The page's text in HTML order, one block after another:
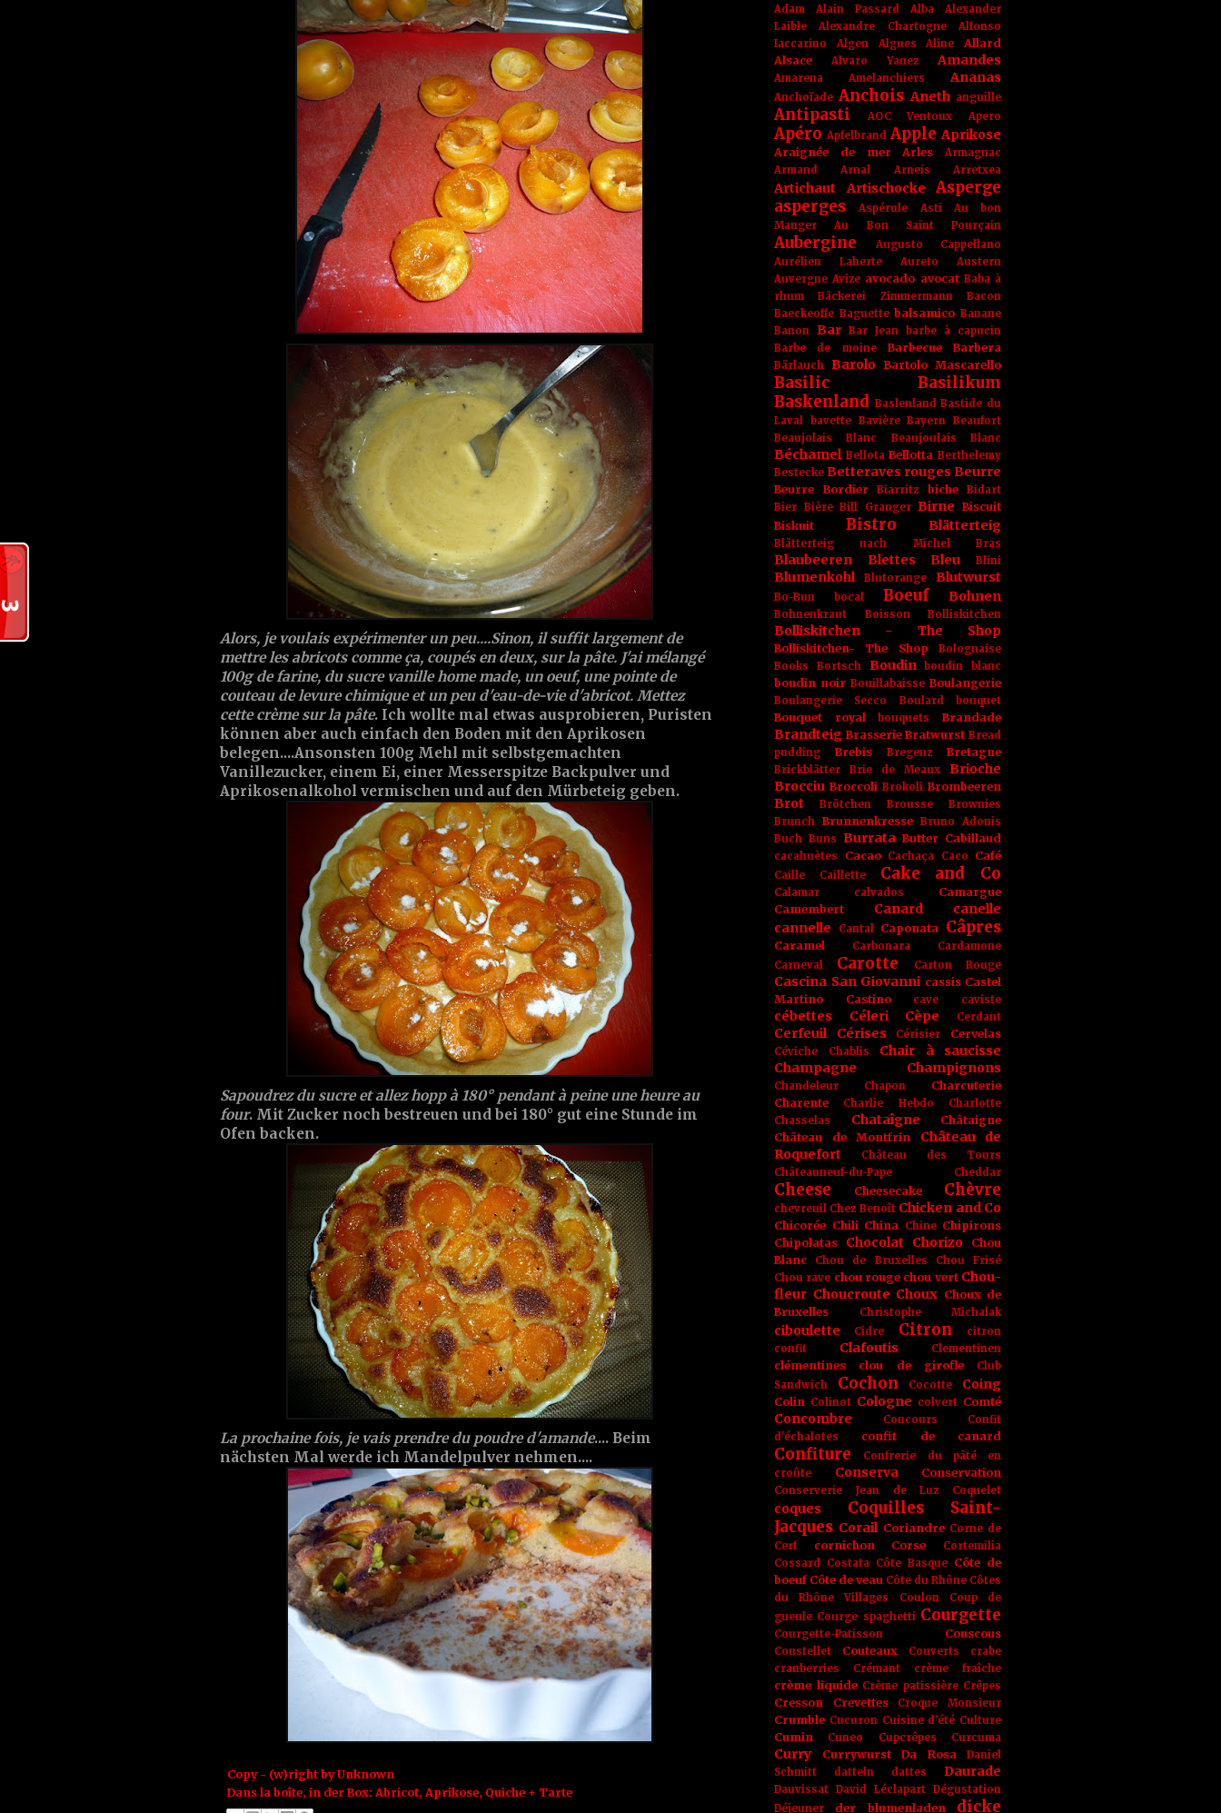
Alors, je voulais expérimenter un peu....Sinon, il suffit largement de
mettre les abricots comme ça, coupés en deux, sur la pâte. J'ai mélangé
100g de farine, du sucre vanille home made, un oeuf, une pointe de
couteau de levure chimique et un peu d'eau-de-vie d'abricot. Mettez
cette crème sur la pâte. Ich wollte mal etwas ausprobieren, Puristen
können aber auch einfach den Boden mit den Aprikosen
belegen....Ansonsten 100g Mehl mit selbstgemachten
Vanillezucker, einem Ei, einer Messerspitze Backpulver und
Aprikosenalkohol vermischen und auf den Mürbeteig geben.
Sapoudrez du sucre et allez hopp à 180° pendant à peine une heure au
four. Mit Zucker noch bestreuen und bei 180° gut eine Stunde im
Ofen backen.
La prochaine fois, je vais prendre du poudre d'amande.... Beim
nächsten Mal werde ich Mandelpulver nehmen....
Copy - (w)right byUnknown
Dans la boîte, in der Box:Abricot,Aprikose, Quiche + Tarte
Adam
Alain Passard Alba
Alexander
Laible
Alexandre Chartogne
Alfonso
Iaccarino
Algen Algues Aline
Allard
Alsace
Alvaro Yanez Amandes
Amarena Amelanchiers Ananas
Anchoïade Anchois Aneth anguille
Antipasti AOC Ventoux Apero
Apéro Apfelbrand Apple Aprikose
Araignée de mer Arles
Armagnac
Armand Arnal
Arneis Arretxea
Artichaut Artischocke
Asperge
asperges
Aspérule Asti
Au bon
Manger
Au Bon Saint Pourçain
Aubergine
Augusto Cappellano
Aurélien Laherte
Aureto
Austern
Auvergne Avize avocado avocat Baba à
rhum
Bäckerei Zimmermann
Bacon
Baeckeoffe Baguette balsamico Banane
Banon Bar Bar Jean
barbe à capucin
Barbe de moine
Barbecue Barbera
Bärlauch Barolo Bartolo Mascarello
Basilic
Basilikum
Baskenland Baslenland Bastide du
Laval
bavette Bavière Bayern Beaufort
Beaujolais Blanc
Beaujoulais Blanc
Béchamel Bellota Bellotta Berthelemy
Bestecke Betteraves rouges Beurre
Beurre Bordier Biarritz biche
Bidart
Bier Bière Bill Granger Birne
Biscuit
Biskuit
Bistro Blätterteig
Blätterteig nach Michel Bras
Blaubeeren Blettes Bleu Blini
Blumenkohl Blutorange Blutwurst
Bo-Bun bocal Boeuf Bohnen
Bohnenkraut Boisson Bolliskitchen
Bolliskitchen - The Shop
Bolliskitchen- The Shop
Bolognaise
Books
Bortsch Boudin boudin blanc
boudin noir Bouillabaisse Boulangerie
Boulangerie Secco Boulard bouquet
Bouquet royal bouquets Brandade
Brandteig Brasserie Bratwurst Bread
pudding
Brebis Bregenz Bretagne
Brickblätter Brie de Meaux
Brioche
Brocciu Broccoli Brokoli Brombeeren
Brot Brötchen Brousse
Brownies
Brunch Brunnenkresse Bruno Adonis
Buch Buns Burrata Butter Cabillaud
cacahuètes Cacao Cachaça Caco Café
Caille Caillette Cake and Co
Calamar calvados
Camargue
Camembert
Canard
canelle
cannelle
Cantal Caponata Câpres
Caramel Carbonara
Cardamone
Carneval
Carotte Carton Rouge
Cascina San Giovanni cassis Castel
Martino
Castino cave caviste
cébettes Céleri Cèpe Cerdant
Cerfeuil Cérises Cérisier Cervelas
Céviche Chablis
Chair à saucisse
Champagne
Champignons
Chandeleur Chapon
Charcuterie
Charente
Charlie Hebdo
Charlotte
Chasselas
Chataîgne
Châtaigne
Château de Montfrin
Château de
Roquefort
Château des Tours
Châteauneuf-du-Pape
Cheddar
Cheese Cheesecake Chèvre
chevreuil Chez Benoît Chicken and Co
Chicorée Chili China Chine Chipirons
Chipolatas
Chocolat Chorizo
Chou
Blanc
Chou de Bruxelles
Chou Frisé
Chou rave chou rouge chou vert Chou-
fleur Choucroute Choux Choux de
Bruxelles
Christophe Michalak
ciboulette Cidre Citron
citron
confit
Clafoutis Clementinen
clémentines clou de girofle
Club
Sandwich
Cochon Cocotte Coing
Colin Colinot Cologne colvert Comté
Concombre Concours
Confit
d'échalotes
confit de canard
Confiture
Confrerie du pâté en
croûte
Conserva Conservation
Conserverie Jean de Luz Coquelet
coques
Coquilles Saint-
Jacques Corail Coriandre Corne de
Cerf
cornichon Corse
Cortemilia
Cossard Costata Côte Basque Côte de
boeuf Côte de veau Côte du Rhône Côtes
du Rhône Villages
Coulon
Coup de
gueule Courge spaghetti Courgette
Courgette-Patisson Couscous
Coustellet Couteaux Couverts
crabe
cranberries
Crémant crème fraîche
crème liquide Crème patissière Crêpes
Cresson Crevettes Croque Monsieur
Crumble Cucuron Cuisine d'été Culture
Cumin Cuneo Cupcrêpes Curcuma
Curry Currywurst Da Rosa
Daniel
Schmitt
datteln dattes Daurade
Dauvissat David Léclapart Dégustation
Déjeuner
der blumenladen dicke